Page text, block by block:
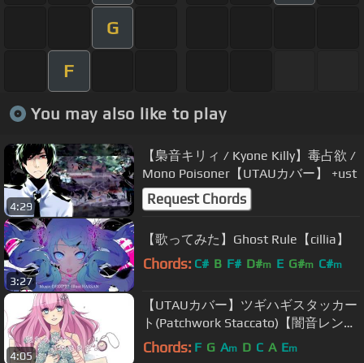
G
F
You may also like to play
4:29
【梟音キリィ / Kyone Killy】毒占欲 /
Mono Poisoner【UTAUカバー】 +ust
Request Chords
3:27
【歌ってみた】Ghost Rule【cillia】
Chords: C# B F# D#m E G#m C#m
4:05
【UTAUカバー】ツギハギスタッカー
ト(Patchwork Staccato)【闇音レン
リ】
Chords: F G Am D C A Em